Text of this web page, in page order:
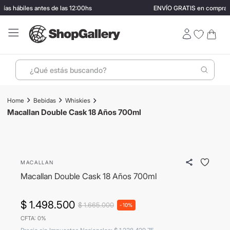
hábiles antes de las 12:00hs ENVÍO GRATIS en
¿Qué estás buscando?
Bebidas Whiskies
Macallan Double Cask 18 Años 700ml
MACALLAN
Macallan Double Cask 18 Años 700ml
$ 1.498.500 $1.665.000 -10%
CFTA: 0%
1. perfumes
4. lentes sol
. vino
7